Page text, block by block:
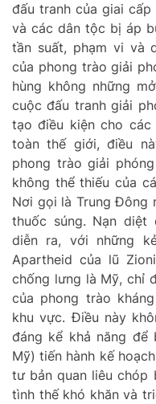
đấu tranh của giai
và các dân tộc bị áp
tần suất, phạm vi và
của phong trào giải
hùng không những
cuộc đấu tranh giải
tạo điều kiện cho
toàn thế giới, điều
phong trào giải
không thể thiếu của
Nơi gọi là Trung Đông
thuốc súng. Nạn diệt
diễn ra, với những
Apartheid của lũ
chống lưng là Mỹ, chỉ
của phong trào
khu vực. Điều này
đáng kể khả năng
Mỹ) tiến hành kế
tư bản quan liêu chóp
tình thế khó khăn và